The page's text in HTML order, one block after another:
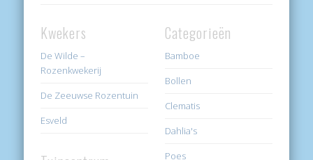
Kwekers
De Wilde –
Rozenkwekerij
De Zeeuwse Rozentuin
Esveld
Categorieën
Bamboe
Bollen
Clematis
Dahlia's
Poes